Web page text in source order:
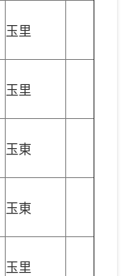
玉里
玉里
玉東
玉東
玉里